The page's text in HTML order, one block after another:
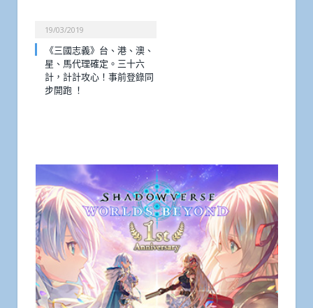
19/03/2019
《三國志義》台、港、澳、
星、馬代理確定。三十六
計，計計攻心！事前登錄同
步開跑 ！